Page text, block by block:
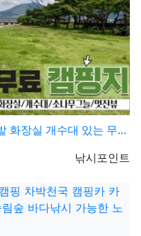
개수대 있는 무료캠핑장 노지…
등록자
낚시포인트